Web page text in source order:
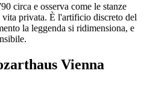
circa e osserva come le stanze
privata. È l'artificio discreto del
la leggenda si ridimensiona, e
Vienna